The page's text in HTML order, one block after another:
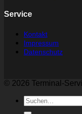
Service
Kontakt
Impressum
Datenschutz
© 2026 Terminal-
Suchen
nach: